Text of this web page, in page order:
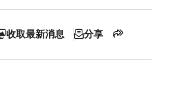
收取最新消息 分享